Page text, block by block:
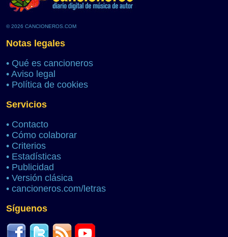
© 2026 CANCIONEROS.COM
Notas legales
• Qué es cancioneros
• Aviso legal
• Política de cookies
Servicios
• Contacto
• Cómo colaborar
• Criterios
• Estadísticas
• Publicidad
• Versión clásica
• cancioneros.com/letras
Síguenos